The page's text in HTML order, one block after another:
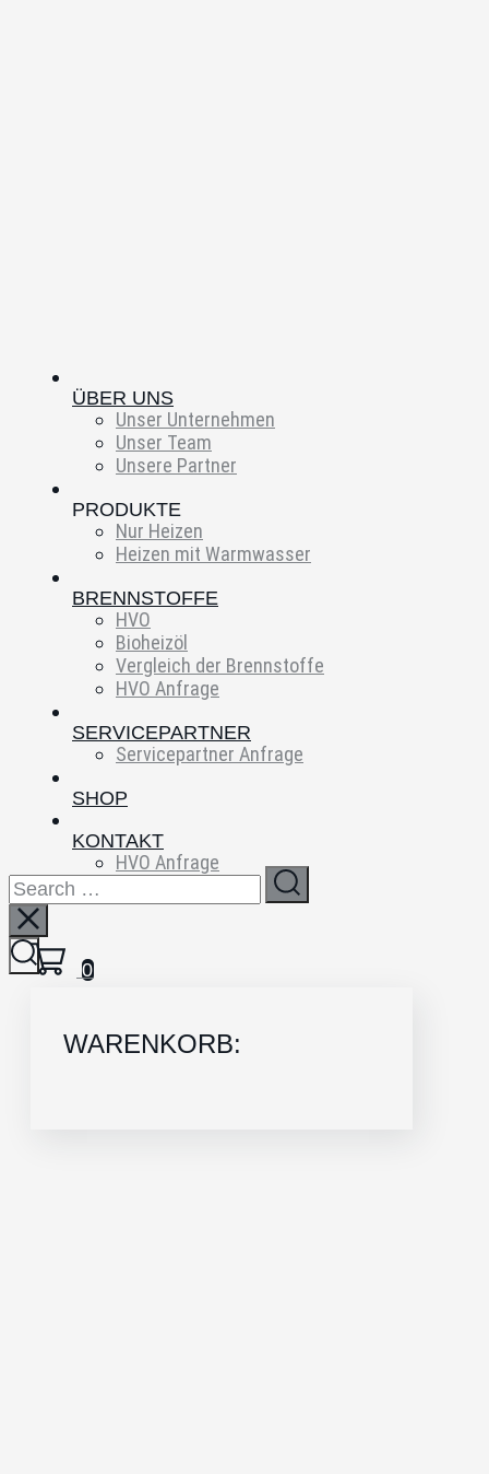
ÜBER UNS
Unser Unternehmen
Unser Team
Unsere Partner
PRODUKTE
Nur Heizen
Heizen mit Warmwasser
BRENNSTOFFE
HVO
Bioheizöl
Vergleich der Brennstoffe
HVO Anfrage
SERVICEPARTNER
Servicepartner Anfrage
SHOP
KONTAKT
HVO Anfrage
0
WARENKORB: